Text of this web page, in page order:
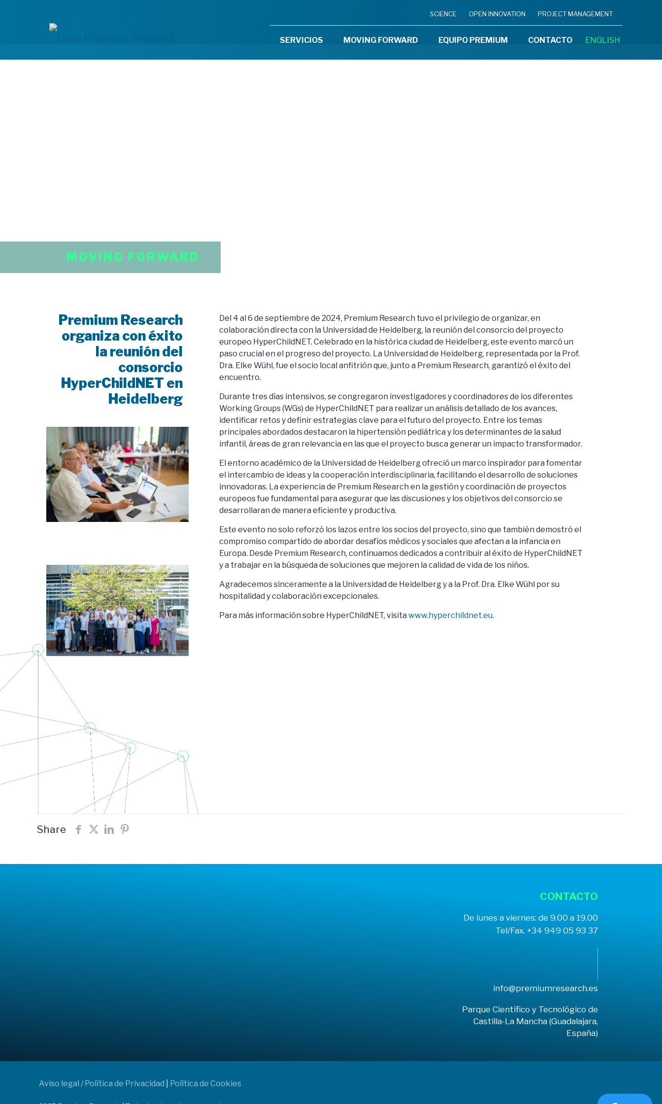
SCIENCE OPEN INNOVATION PROJECT MANAGEMENT
SERVICIOS MOVING FORWARD EQUIPO PREMIUM CONTACTO ENGLISH
MOVING FORWARD
Premium Research
organiza con éxito
la reunión del
consorcio
HyperChildNET en
Heidelberg
Del 4 al 6 de septiembre de 2024, Premium Research tuvo el privilegio de organizar, en
colaboración directa con la Universidad de Heidelberg, la reunión del consorcio del proyecto
europeo HyperChildNET. Celebrado en la histórica ciudad de Heidelberg, este evento marcó un
paso crucial en el progreso del proyecto. La Universidad de Heidelberg, representada por la Prof.
Dra. Elke Wühl, fue el socio local anfitrión que, junto a Premium Research, garantizó el éxito del
encuentro.
Durante tres días intensivos, se congregaron investigadores y coordinadores de los diferentes
Working Groups (WGs) de HyperChildNET para realizar un análisis detallado de los avances,
identificar retos y definir estrategias clave para el futuro del proyecto. Entre los temas
principales abordados destacaron la hipertensión pediátrica y los determinantes de la salud
infantil, áreas de gran relevancia en las que el proyecto busca generar un impacto transformador.
El entorno académico de la Universidad de Heidelberg ofreció un marco inspirador para fomentar
el intercambio de ideas y la cooperación interdisciplinaria, facilitando el desarrollo de soluciones
innovadoras. La experiencia de Premium Research en la gestión y coordinación de proyectos
europeos fue fundamental para asegurar que las discusiones y los objetivos del consorcio se
desarrollaran de manera eficiente y productiva.
Este evento no solo reforzó los lazos entre los socios del proyecto, sino que también demostró el
compromiso compartido de abordar desafíos médicos y sociales que afectan a la infancia en
Europa. Desde Premium Research, continuamos dedicados a contribuir al éxito de HyperChildNET
y a trabajar en la búsqueda de soluciones que mejoren la calidad de vida de los niños.
Agradecemos sinceramente a la Universidad de Heidelberg y a la Prof. Dra. Elke Wühl por su
hospitalidad y colaboración excepcionales.
Para más información sobre HyperChildNET, visitawww.hyperchildnet.eu.
Share
CONTACTO
De lunes a viernes: de 9.00 a 19.00
Tel/Fax. +34 949 05 93 37
info@premiumresearch.es
Parque Científico y Tecnológico de
Castilla-La Mancha (Guadalajara,
España)
Aviso legal / Política de Privacidad Política de Cookies